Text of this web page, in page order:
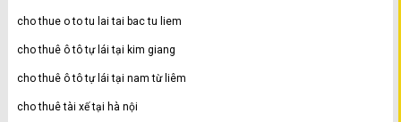
cho thue o to tu lai tai bac tu liem
cho thuê ô tô tự lái tại kim giang
cho thuê ô tô tự lái tại nam từ liêm
cho thuê tài xế tại hà nội